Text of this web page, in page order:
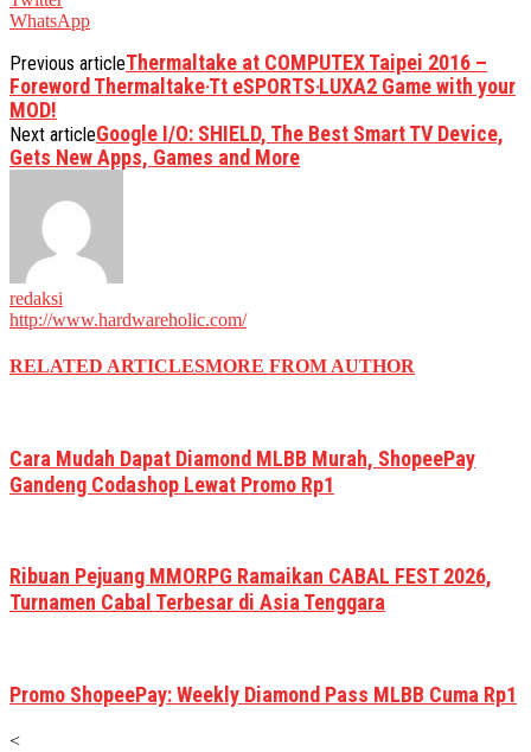
WhatsApp
Previous articleThermaltake at COMPUTEX Taipei 2016 –
Foreword Thermaltake‧Tt eSPORTS‧LUXA2 Game with your
MOD!
Next articleGoogle I/O: SHIELD, The Best Smart TV Device,
Gets New Apps, Games and More
redaksi
http://www.hardwareholic.com/
RELATED ARTICLESMORE FROM AUTHOR
Cara Mudah Dapat Diamond MLBB Murah, ShopeePay
Gandeng Codashop Lewat Promo Rp1
Ribuan Pejuang MMORPG Ramaikan CABAL FEST 2026,
Turnamen Cabal Terbesar di Asia Tenggara
Promo ShopeePay: Weekly Diamond Pass MLBB Cuma Rp1
<